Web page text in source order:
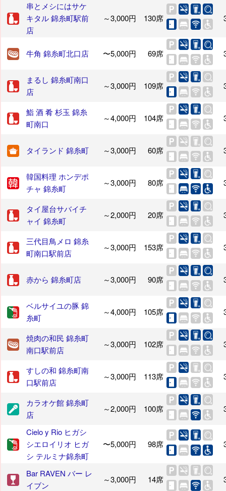
串とメシにはサケ
キタル 錦糸町駅前
店
～3,000円 130席
牛角 錦糸町北口店 〜5,000円 69席
まるし 錦糸町南口
店
～3,000円 109席
鮨 酒 肴 杉玉 錦糸
町南口
～4,000円 104席
タイランド 錦糸町 ～3,000円 60席
韓国料理 ホンデポ
チャ 錦糸町
～3,000円 80席
タイ屋台サバイチ
ャイ 錦糸町
～2,000円 20席
三代目鳥メロ 錦糸
町南口駅前店
～3,000円 153席
赤から 錦糸町店 ～3,000円 90席
ベルサイユの豚 錦
糸町
～4,000円 105席
焼肉の和民 錦糸町
南口駅前店
～3,000円 102席
すしの和 錦糸町南
口駅前店
～3,000円 113席
カラオケ館 錦糸町
店
～2,000円 100席
Cielo y Rio ヒガシ
シエロイリオ ヒガ
シ テルミナ錦糸町
〜5,000円 98席
Bar RAVEN バー レ
イブン
～3,000円 14席